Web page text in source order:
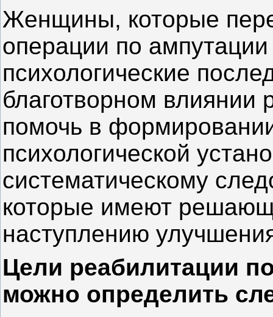
Женщины, которые
операции по
психологические
благотворном влиянии
помочь в
психологической
систематическому
которые имеют
наступлению
Цели реабилитации
можно определить